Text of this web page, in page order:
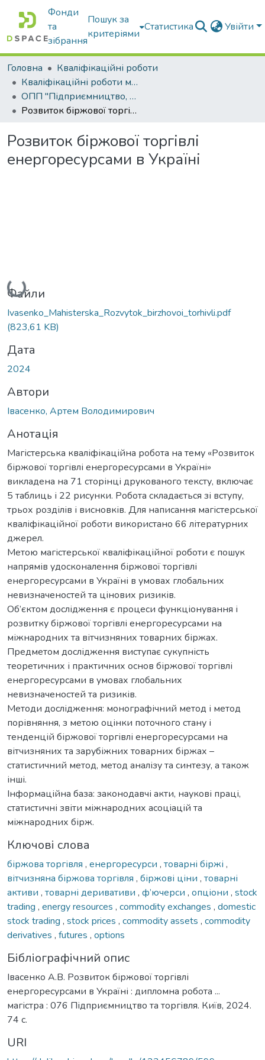
Фонди
та
зібрання
Пошук за
критеріями
Статистика Увійти
Головна
Кваліфікаційні роботи
Кваліфікаційні роботи магістрів
ОПП "Підприємництво, торгівля та біржова діяльність"
Розвиток біржової торгівлі енергоресурсами в Україні
Розвиток біржової торгівлі
енергоресурсами в Україні
Вантажиться...
Файли
Ivasenko_Mahisterska_Rozvytok_birzhovoi_torhivli.pdf
(823,61 KB)
Дата
2024
Автори
Івасенко, Артем Володимирович
Анотація
Магістерська кваліфікаційна робота на тему «Розвиток
біржової торгівлі енергоресурсами в Україні»
викладена на 71 сторінці друкованого тексту, включає
5 таблиць і 22 рисунки. Робота складається зі вступу,
трьох розділів і висновків. Для написання магістерської
кваліфікаційної роботи використано 66 літературних
джерел.
Метою магістерської кваліфікаційної роботи є пошук
напрямів удосконалення біржової торгівлі
енергоресурсами в Україні в умовах глобальних
невизначеностей та цінових ризиків.
Об’єктом дослідження є процеси функціонування і
розвитку біржової торгівлі енергоресурсами на
міжнародних та вітчизняних товарних біржах.
Предметом дослідження виступає сукупність
теоретичних і практичних основ біржової торгівлі
енергоресурсами в умовах глобальних
невизначеностей та ризиків.
Методи дослідження: монографічний метод і метод
порівняння, з метою оцінки поточного стану і
тенденцій біржової торгівлі енергоресурсами на
вітчизняних та зарубіжних товарних біржах –
статистичний метод, метод аналізу та синтезу, а також
інші.
Інформаційна база: законодавчі акти, наукові праці,
статистичні звіти міжнародних асоціацій та
міжнародних бірж.
Ключові слова
біржова торгівля , енергоресурси , товарні біржі ,
вітчизняна біржова торгівля , біржові ціни , товарні
активи , товарні деривативи , ф’ючерси , опціони , stock
trading , energy resources , commodity exchanges , domestic
stock trading , stock prices , commodity assets , commodity
derivatives , futures , options
Бібліографічний опис
Івасенко А.В. Розвиток біржової торгівлі
енергоресурсами в Україні : дипломна робота ...
магістра : 076 Підприємництво та торгівля. Київ, 2024.
74 с.
URI